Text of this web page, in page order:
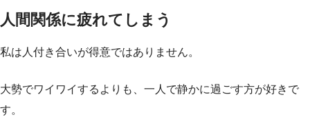
人間関係に疲れてしまう
私は人付き合いが得意ではありません。
大勢でワイワイするよりも、一人で静かに過ごす方が好きで
す。